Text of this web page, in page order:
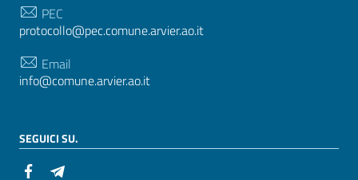
PEC
protocollo@pec.comune.arvier.ao.it
Email
info@comune.arvier.ao.it
SEGUICI SU.